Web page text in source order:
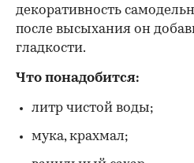
декоративность
после высыхания он
гладкости.
Что понадобится:
литр чистой воды;
мука, крахмал;